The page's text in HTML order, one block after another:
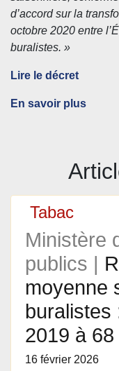
d’accord sur la
octobre 2020 entre
buralistes. »
Lire le décret
En savoir plus
Tabac
Ministère
publics |
moyenne
buralistes
2019 à
16 février 2026